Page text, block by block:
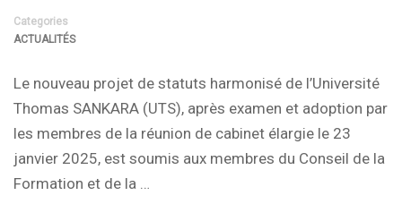
Categories
ACTUALITÉS
Le nouveau projet de statuts harmonisé de l’Université
Thomas SANKARA (UTS), après examen et adoption par
les membres de la réunion de cabinet élargie le 23
janvier 2025, est soumis aux membres du Conseil de la
Formation et de la …